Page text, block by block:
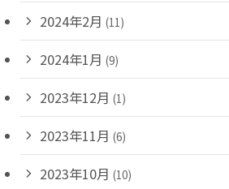
2024年2月 (11)
2024年1月 (9)
2023年12月 (1)
2023年11月 (6)
2023年10月 (10)